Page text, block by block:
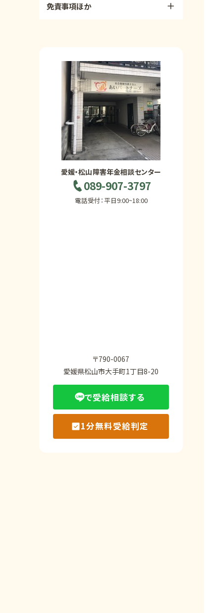
免責事項ほか
愛媛・松山障害年金相談センター
089-907-3797
電話受付：平日9:00~18:00
〒790-0067
愛媛県松山市大手町1丁目8-20
で受給相談する
1分無料受給判定